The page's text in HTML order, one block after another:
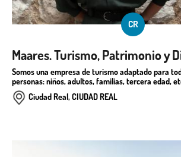
CR
Maares. Turismo, Patrimonio y
Somos una empresa de turismo adaptado para
personas: niños, adultos, familias, tercera edad,
Ciudad Real, CIUDAD REAL